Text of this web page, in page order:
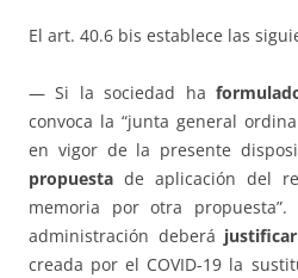
El art. 40.6 bis establece las
— Si la sociedad ha
convoca la “junta general
en vigor de la presente
propuesta de aplicación del
memoria por otra
administración deberá justificar
creada por el COVID-19 la